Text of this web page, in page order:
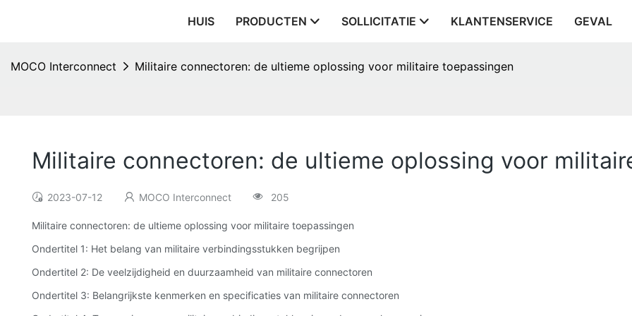
HUIS PRODUCTEN SOLLICITATIE KLANTENSERVICE GEVAL
MOCO Interconnect Militaire connectoren: de ultieme oplossing voor militaire toepassingen
Militaire connectoren: de ultieme oplossing voor
2023-07-12 MOCO Interconnect 205
Militaire connectoren: de ultieme oplossing voor militaire toepassingen
Ondertitel 1: Het belang van militaire verbindingsstukken begrijpen
Ondertitel 2: De veelzijdigheid en duurzaamheid van militaire connectoren
Ondertitel 3: Belangrijkste kenmerken en specificaties van militaire connectoren